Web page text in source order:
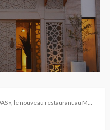
restaurant au Mövenpick Hotel Gammarth Tunis